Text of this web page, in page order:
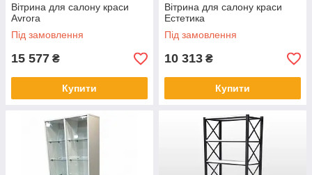
Вітрина для салону краси
Avrora
Під замовлення
15 577 ₴
Купити
Вітрина для салону краси
Естетика
Під замовлення
10 313 ₴
Купити